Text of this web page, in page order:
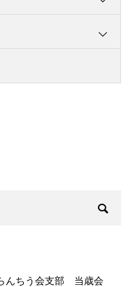
んちう会支部 当歳会